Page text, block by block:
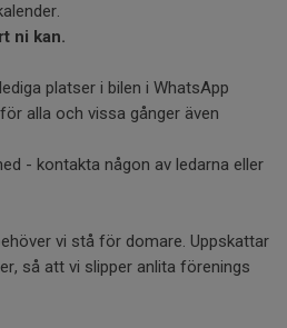
ni kan.
platser i bilen i WhatsApp
alla och vissa gånger även
- kontakta någon av ledarna eller
vi stå för domare. Uppskattar
så att vi slipper anlita förenings